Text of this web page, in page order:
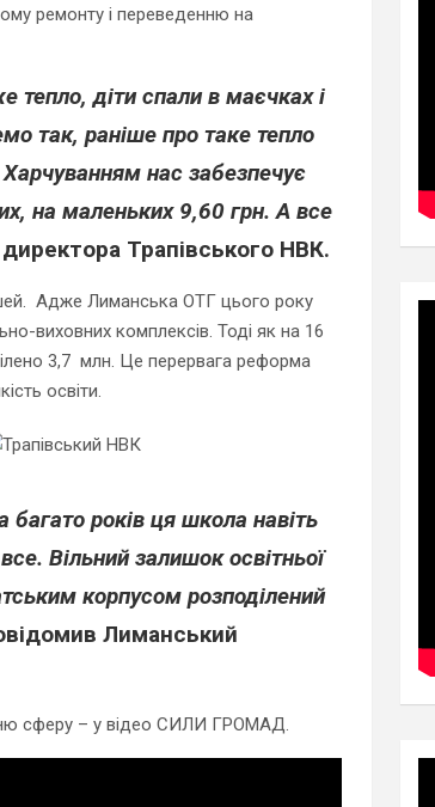
ремонту і переведенню на
тепло, діти спали в маєчках і
так, раніше про таке тепло
нас забезпечує
на маленьких 9,60 грн. А все
Трапівського НВК.
Адже Лиманська ОТГ цього року
виховних комплексів. Тоді як на 16
3,7 млн. Це перервага реформа
освіти.
років ця школа навіть
Вільний залишок освітньої
корпусом розподілений
Лиманський
сферу – у відео СИЛИ ГРОМАД.